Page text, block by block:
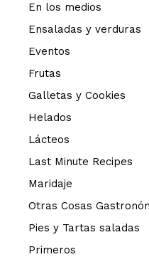
En los medios
Ensaladas y verduras
Eventos
Frutas
Galletas y Cookies
Helados
Lácteos
Last Minute Recipes
Maridaje
Otras Cosas
Pies y Tartas saladas
Primeros